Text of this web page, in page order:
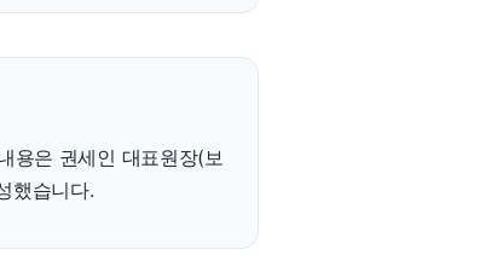
용은 권세인 대표원장(보
했습니다.